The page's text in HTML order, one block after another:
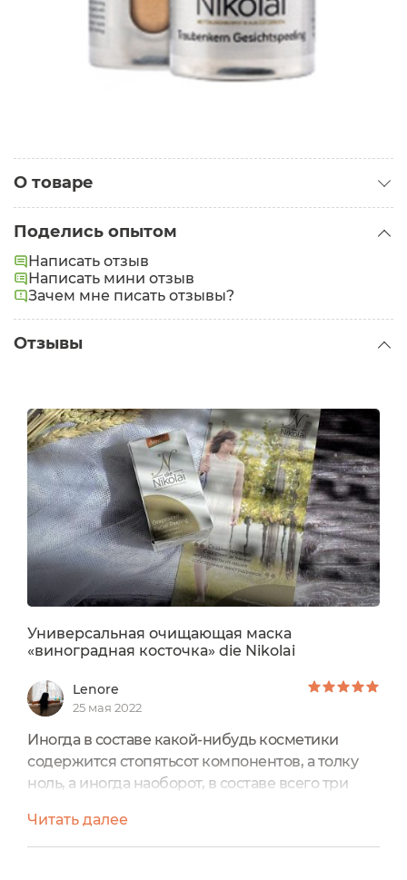
О товаре
Поделись опытом
Написать отзыв
Написать мини отзыв
Зачем мне писать отзывы?
Отзывы
Универсальная очищающая маска
«виноградная косточка» die Nikolai
Lenore
25 мая 2022
Иногда в составе какой-нибудь косметики
содержится стопятьсот компонентов, а толку
ноль, а иногда наоборот, в составе всего три
про УНИВЕРСАЛЬНУЮ ОЧИЩАЮЩУЮ МАСКУ
«ВИНОГРАДНАЯ КОСТОЧКА»как это
Читать далее